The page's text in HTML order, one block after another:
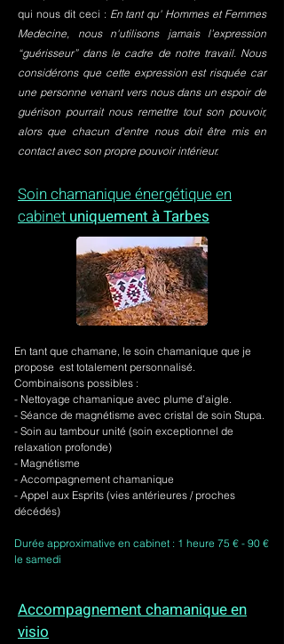
qui nous dit ceci : En tant qu' Hommes et Femmes
Medecine, nous n'utilisons jamais l’expression
“guérisseur” dans le cadre de notre travail. Nous
considérons que cette expression est risquée car
une personne venant vers nous dans un espoir de
guérison pourrait nous remettre tout son pouvoir,
alors que chacun d’entre nous doit être mis en
contact avec son propre pouvoir intérieur.
Soin chamanique énergétique en
cabinet uniquement à Tarbes
En tant que chamane, le soin chamanique que je
propose est totalement personnalisé.
Combinaisons possibles :
- Nettoyage chamanique avec plume d'aigle.
- Séance de magnétisme avec cristal de soin Stupa.
- Soin au tambour unité (soin exceptionnel de
relaxation profonde)
- Magnétisme
- Accompagnement chamanique
- Appel aux Esprits (vies antérieures / proches
décédés)
Durée approximative en cabinet : 1 heure 75 € - 90 €
le samedi
Accompagnement chamanique en
visio